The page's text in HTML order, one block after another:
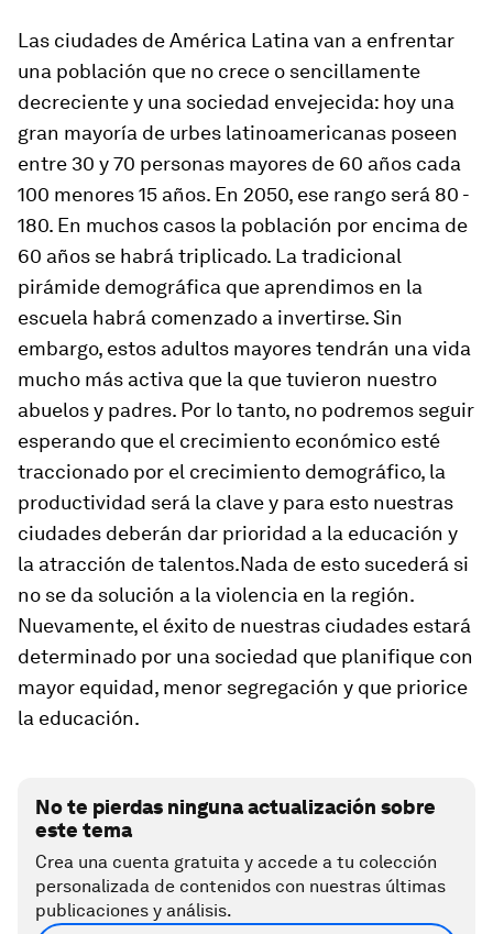
Las ciudades de América Latina van a enfrentar
una población que no crece o sencillamente
decreciente y una sociedad envejecida: hoy una
gran mayoría de urbes latinoamericanas poseen
entre 30 y 70 personas mayores de 60 años cada
100 menores 15 años. En 2050, ese rango será 80 -
180. En muchos casos la población por encima de
60 años se habrá triplicado. La tradicional
pirámide demográfica que aprendimos en la
escuela habrá comenzado a invertirse. Sin
embargo, estos adultos mayores tendrán una vida
mucho más activa que la que tuvieron nuestro
abuelos y padres. Por lo tanto, no podremos seguir
esperando que el crecimiento económico esté
traccionado por el crecimiento demográfico, la
productividad será la clave y para esto nuestras
ciudades deberán dar prioridad a la educación y
la atracción de talentos.Nada de esto sucederá si
no se da solución a la violencia en la región.
Nuevamente, el éxito de nuestras ciudades estará
determinado por una sociedad que planifique con
mayor equidad, menor segregación y que priorice
la educación.
No te pierdas ninguna actualización sobre
este tema
Crea una cuenta gratuita y accede a tu colección
personalizada de contenidos con nuestras últimas
publicaciones y análisis.